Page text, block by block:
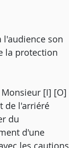
l'audience son
la protection
[I] [O]
de l'arriéré
du
d'une
les cautions